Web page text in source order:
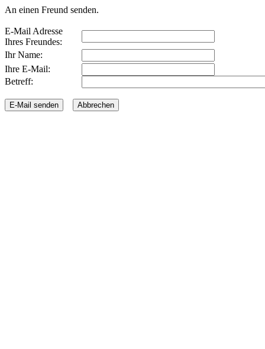
An einen Freund senden.
E-Mail Adresse
Ihres Freundes:
Ihr Name:
Ihre E-Mail:
Betreff: